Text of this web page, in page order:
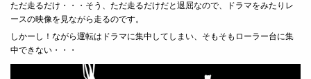
ただ走るだけ・・・そう、ただ走るだけだと退屈なので、ドラマをみたりレ
ースの映像を見ながら走るのです。
しかーし！ながら運転はドラマに集中してしまい、そもそもローラー台に集
中できない・・・